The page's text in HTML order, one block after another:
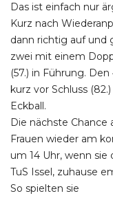
Das ist einfach nur
Kurz nach
dann richtig auf und
zwei mit einem
(57.) in Führung.
kurz vor Schluss
Eckball.
Die nächste
Frauen wieder am
um 14 Uhr, wenn sie
TuS Issel, zuhause
So spielten sie